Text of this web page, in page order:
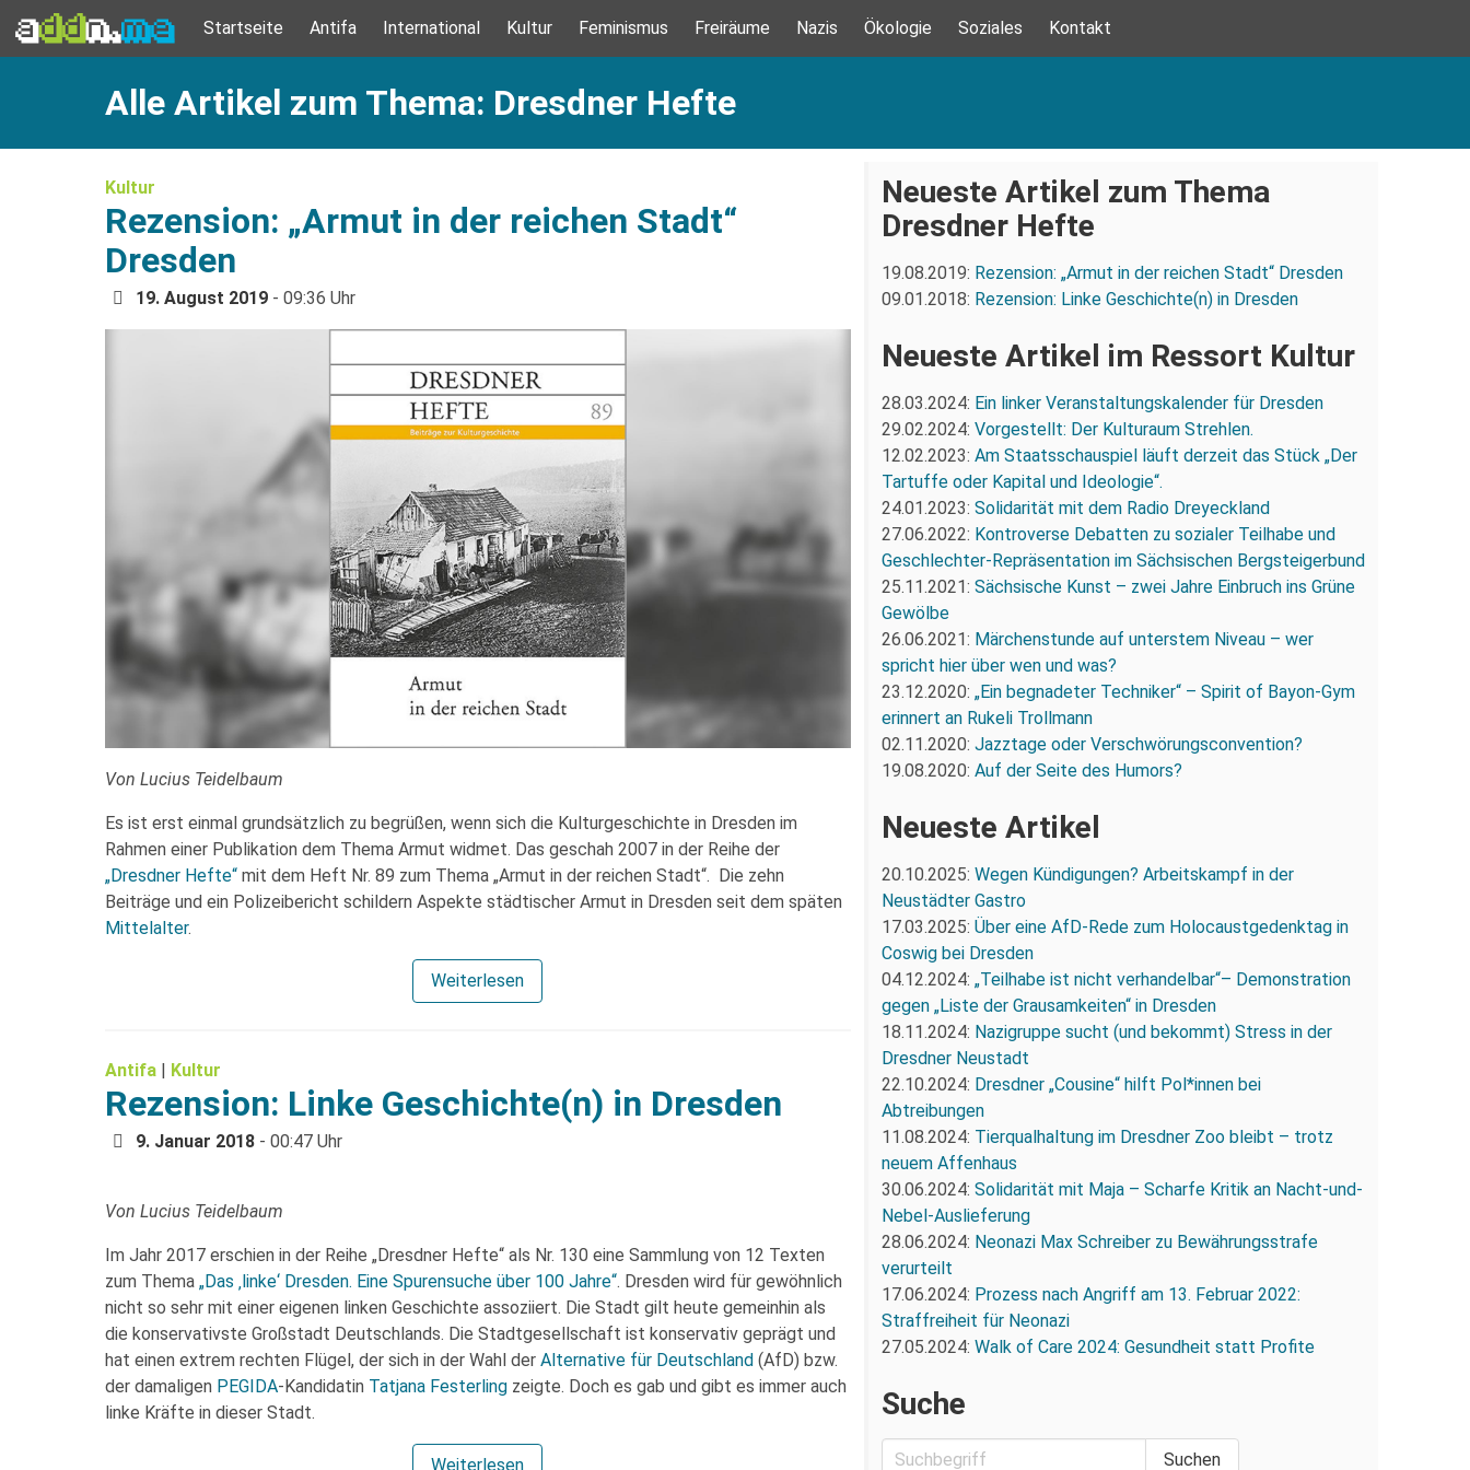
Startseite Antifa International Kultur Feminismus Freiräume Nazis Ökologie Soziales Kontakt
Alle Artikel zum Thema: Dresdner Hefte
Kultur
Rezension: „Armut in der reichen Stadt“
Dresden
19. August 2019 - 09:36 Uhr
Von Lucius Teidelbaum
Es ist erst einmal grundsätzlich zu begrüßen, wenn sich die Kulturgeschichte in Dresden im
Rahmen einer Publikation dem Thema Armut widmet. Das geschah 2007 in der Reihe der
„Dresdner Hefte“ mit dem Heft Nr. 89 zum Thema „Armut in der reichen Stadt“. Die zehn
Beiträge und ein Polizeibericht schildern Aspekte städtischer Armut in Dresden seit dem späten
Mittelalter.
Weiterlesen
Antifa Kultur
Rezension: Linke Geschichte(n) in Dresden
9. Januar 2018 - 00:47 Uhr
Von Lucius Teidelbaum
Im Jahr 2017 erschien in der Reihe „Dresdner Hefte“ als Nr. 130 eine Sammlung von 12 Texten
zum Thema „Das ‚linke‘ Dresden. Eine Spurensuche über 100 Jahre“. Dresden wird für gewöhnlich
nicht so sehr mit einer eigenen linken Geschichte assoziiert. Die Stadt gilt heute gemeinhin als
die konservativste Großstadt Deutschlands. Die Stadtgesellschaft ist konservativ geprägt und
hat einen extrem rechten Flügel, der sich in der Wahl der Alternative für Deutschland (AfD) bzw.
der damaligen PEGIDA-Kandidatin Tatjana Festerling zeigte. Doch es gab und gibt es immer auch
linke Kräfte in dieser Stadt.
Weiterlesen
Neueste Artikel zum Thema
Dresdner Hefte
19.08.2019: Rezension: „Armut in der reichen Stadt“ Dresden
09.01.2018: Rezension: Linke Geschichte(n) in Dresden
Neueste Artikel im Ressort Kultur
28.03.2024: Ein linker Veranstaltungskalender für Dresden
29.02.2024: Vorgestellt: Der Kulturaum Strehlen.
12.02.2023: Am Staatsschauspiel läuft derzeit das Stück „Der
Tartuffe oder Kapital und Ideologie“.
24.01.2023: Solidarität mit dem Radio Dreyeckland
27.06.2022: Kontroverse Debatten zu sozialer Teilhabe und
Geschlechter-Repräsentation im Sächsischen Bergsteigerbund
25.11.2021: Sächsische Kunst – zwei Jahre Einbruch ins Grüne
Gewölbe
26.06.2021: Märchenstunde auf unterstem Niveau – wer
spricht hier über wen und was?
23.12.2020: „Ein begnadeter Techniker“ – Spirit of Bayon-Gym
erinnert an Rukeli Trollmann
02.11.2020: Jazztage oder Verschwörungsconvention?
19.08.2020: Auf der Seite des Humors?
Neueste Artikel
20.10.2025: Wegen Kündigungen? Arbeitskampf in der
Neustädter Gastro
17.03.2025: Über eine AfD-Rede zum Holocaustgedenktag in
Coswig bei Dresden
04.12.2024: „Teilhabe ist nicht verhandelbar“– Demonstration
gegen „Liste der Grausamkeiten“ in Dresden
18.11.2024: Nazigruppe sucht (und bekommt) Stress in der
Dresdner Neustadt
22.10.2024: Dresdner „Cousine“ hilft Pol*innen bei
Abtreibungen
11.08.2024: Tierqualhaltung im Dresdner Zoo bleibt – trotz
neuem Affenhaus
30.06.2024: Solidarität mit Maja – Scharfe Kritik an Nacht-und-
Nebel-Auslieferung
28.06.2024: Neonazi Max Schreiber zu Bewährungsstrafe
verurteilt
17.06.2024: Prozess nach Angriff am 13. Februar 2022:
Straffreiheit für Neonazi
27.05.2024: Walk of Care 2024: Gesundheit statt Profite
Suche